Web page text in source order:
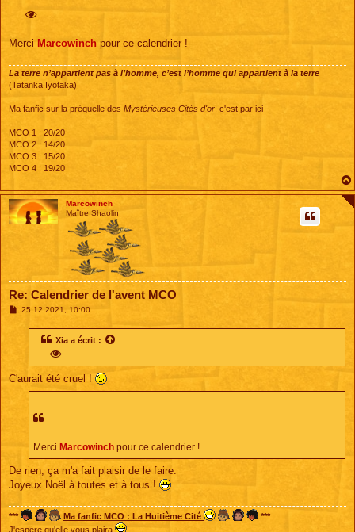
g
Merci Marcowinch pour ce calendrier !
La terre n’appartient pas à l’homme, c’est l’homme qui appartient à la terre
(Tatanka Iyotaka)
Ma fanfic sur la préquelle des Mystérieuses Cités d'or , c'est par ici
MCO 1 : 20/20
MCO 2 : 14/20
MCO 3 : 15/20
MCO 4 : 19/20
Marcowinch
Maître Shaolin
Re: Calendrier de l'avent MCO
M25 12 2021, 10:00
Xiaa écrit :
C'aurait été cruel !
Merci Marcowinch pour ce calendrier !
De rien, ça m'a fait plaisir de le faire.
Joyeux Noël à toutes et à tous !
*** Ma fanfic MCO : La Huitième Cité
***
J'espère qu'elle vous plaira